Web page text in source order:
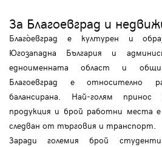
За Благоевград и
Благо̀евград е културен и
Югозападна България и
едноименната област и
Благоевград е относително
балансирана. Най-голям
продукция и брой работни места
следван от търговия и транспорт.
Заради големия брой